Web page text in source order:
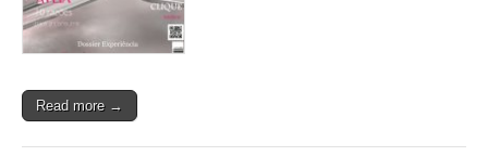
Read more →